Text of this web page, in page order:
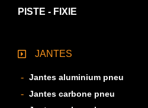
PISTE - FIXIE
JANTES
Jantes aluminium pneu
Jantes carbone pneu